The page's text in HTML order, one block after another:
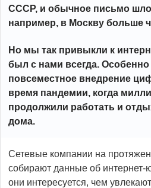
СССР, и обычное письмо шло
например, в Москву больше
Но мы так привыкли к
был с нами всегда.
повсеместное внедрение
время пандемии, когда
продолжили работать и
дома.
Сетевые компании на
собирают данные об интернет-
они интересуется, чем